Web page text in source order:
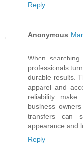
Reply
Anonymous
When
professionals
durable results.
apparel and
reliability
business
transfers can
appearance and
Reply